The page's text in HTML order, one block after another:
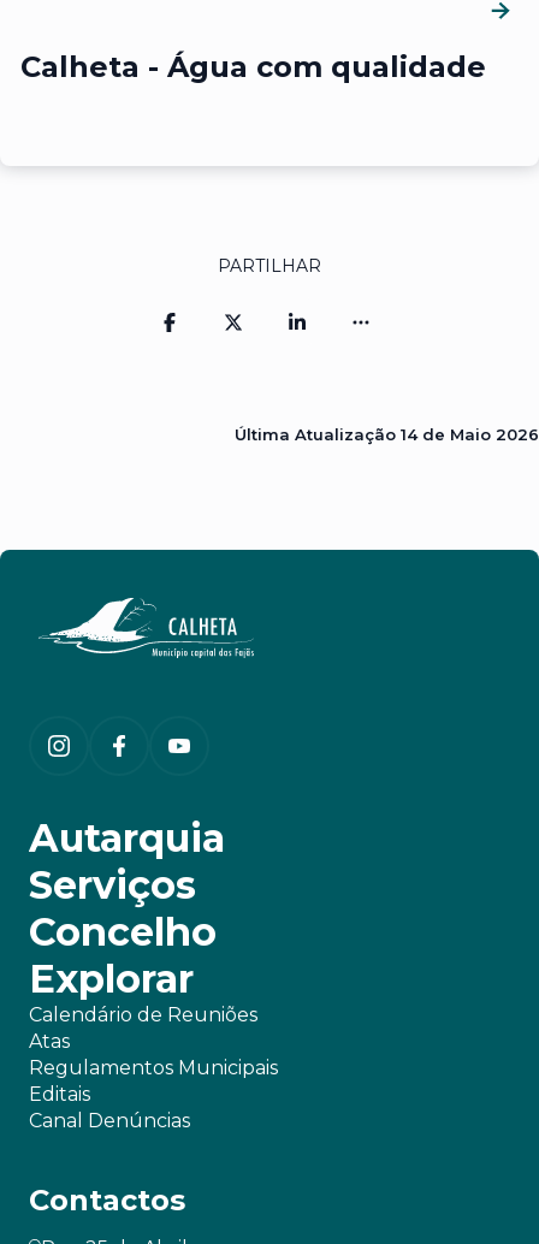
Calheta - Água com qualidade
PARTILHAR
Última Atualização 14 de Maio 2026
Autarquia
Serviços
Concelho
Explorar
Calendário de Reuniões
Atas
Regulamentos Municipais
Editais
Canal Denúncias
Contactos